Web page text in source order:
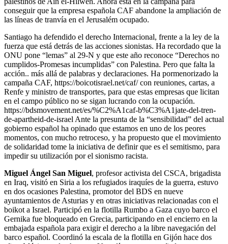
conseguir que la empresa española CAF abandone la ampliación de
las líneas de tranvía en el Jerusalém ocupado.
Santiago ha defendido el derecho Internacional, frente a la ley de la
fuerza que está detrás de las acciones sionistas. Ha recordado que la
ONU pone “lemas” al 29-N y que este año reconoce “Derechos no
cumplidos-Promesas incumplidas” con Palestina. Pero que falta la
acción.. más allá de palabras y declaraciones. Ha pormenorizado la
campaña CAF, https://boicotisrael.net/caf/ con reuniones, cartas, a
Renfe y ministro de transportes, para que estas empresas que licitan
en el campo público no se sigan lucrando con la ocupación.
https://bdsmovement.net/es/%C2%A1caf-b%C3%A1jate-del-tren-
de-apartheid-de-israel Ante la presunta de la “sensibilidad” del actual
gobierno español ha opinado que estamos en uno de los peores
momentos, con mucho retroceso, y ha propuesto que el movimiento
de solidaridad tome la iniciativa de definir que es el semitismo, para
impedir su utilización por el sionismo racista.
Miguel Ángel San Miguel, profesor activista del CSCA, brigadista
en Iraq, visitó en Siria a los refugiados iraquíes de la guerra, estuvo
en dos ocasiones Palestina, promotor del BDS en nueve
ayuntamientos de Asturias y en otras iniciativas relacionadas con el
boikot a Israel. Participó en la flotilla Rumbo a Gaza cuyo barco el
Gernika fue bloqueado en Grecia, participando en el encierro en la
embajada española para exigir el derecho a la libre navegación del
barco español. Coordinó la escala de la flotilla en Gijón hace dos